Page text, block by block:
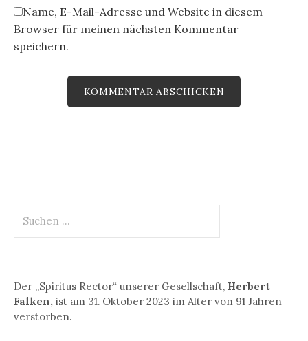
Name, E-Mail-Adresse und Website in diesem
Browser für meinen nächsten Kommentar
speichern.
n
n
a
Der „Spiritus Rector“ unserer Gesellschaft, Herbert
Falken, ist am 31. Oktober 2023 im Alter von 91 Jahren
verstorben.